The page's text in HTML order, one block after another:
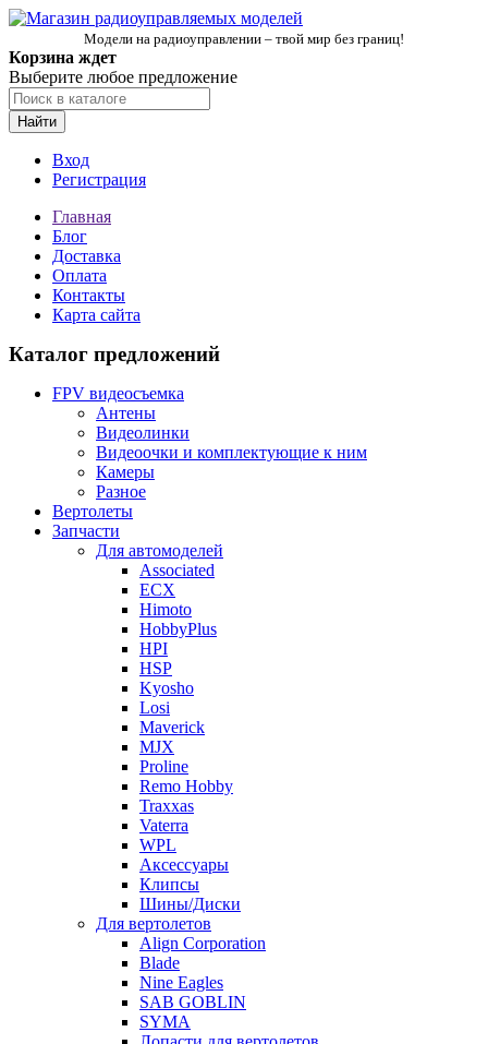
Модели на радиоуправлении – твой мир без границ!
Корзина ждет
Выберите любое предложение
Найти
Вход
Регистрация
Главная
Блог
Доставка
Оплата
Контакты
Карта сайта
Каталог предложений
FPV видеосъемка
Антены
Видеолинки
Видеоочки и комплектующие к ним
Камеры
Разное
Вертолеты
Запчасти
Для автомоделей
Associated
ECX
Himoto
HobbyPlus
HPI
HSP
Kyosho
Losi
Maverick
MJX
Proline
Remo Hobby
Traxxas
Vaterra
WPL
Аксессуары
Клипсы
Шины/Диски
Для вертолетов
Align Corporation
Blade
Nine Eagles
SAB GOBLIN
SYMA